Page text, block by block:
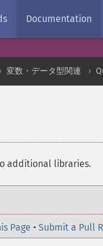
Documentation
変数・データ型関連
additional libraries.
Page • Submit a Pull